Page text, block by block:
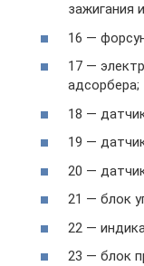
зажигания
16 —
17 —
адсорбера;
18 —
19 —
20 —
21 — блок
22 —
23 — блок